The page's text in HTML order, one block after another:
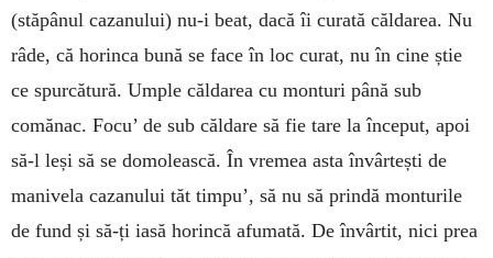
(stăpânul cazanului) nu-i beat, dacă îi curată căldarea. Nu
râde, că horinca bună se face în loc curat, nu în cine știe
ce spurcătură. Umple căldarea cu monturi până sub
comănac. Focu’ de sub căldare să fie tare la început, apoi
să-l leși să se domolească. În vremea asta învârtești de
manivela cazanului tăt timpu’, să nu să prindă monturile
de fund și să-ți iasă horincă afumată. De învârtit, nici prea